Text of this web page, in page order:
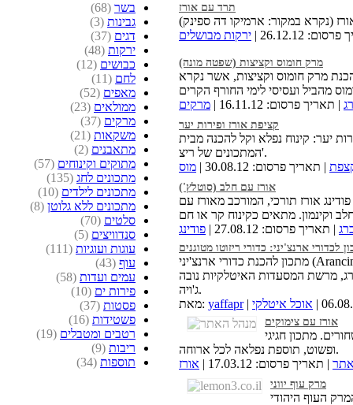
בשר (68)
גבינות (3)
דגים (37)
ירקות (48)
כבושים (12)
לחם (11)
מאפים (52)
ממולאים (23)
מרקים (37)
משקאות (21)
מתאבנים (2)
מתוקים וקינוחים (57)
מתכונים לחג (135)
מתכונים לילדים (10)
מתכונים ללא גלוטן (8)
סלטים (70)
סנדוויצים (5)
עוגות ועוגיות (111)
עוף (43)
עמים ועדות (58)
פירות ים (10)
פסטות (37)
פשטידות (16)
רטבים ומטבלים (19)
ריבות (9)
תוספות (34)
תרד עם אורז
26.12.12 | ירקות מבושלים
מרק חומוס וקציצות (שפטה מונה)
מרק חומוס וקציצות, אשר נקרא
| תאריך פרסום: 16.11.12 | מרקים
קציפת אורז ופירות יער
יער: קינוח נפלא וקל להכנה מבית
המתכונים של ריצ'.
| תאריך פרסום: 30.08.12 | מוס
אורז עם חלב (סוטלץ')
אורז תורכי, המורכב מאורז עם
| תאריך פרסום: 27.08.12 | פודינג
לכדורי ארנצ'יני: כדורי ריזוטו מטוגנים
מתכון להכנת כדורי ארנצ'יני (Arancini):
מרשת המסעדות האיטלקיות נובה
ג'ויה.
מאת: yaffapr אוכל איטלקי
אורז עם צימוקים
מתכון חגיגי
ופשוט, תוספת נפלאה לכל ארוחה.
| תאריך פרסום: 17.03.12 | אורז
מרק עוף יווני
העוף היהודי